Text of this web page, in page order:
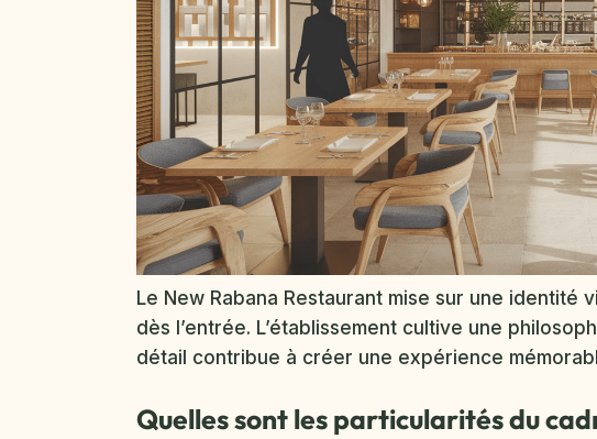
Le New Rabana Restaurant mise sur une
dès l’entrée. L’établissement cultive une
détail contribue à créer une expérience
Quelles sont les particularités du